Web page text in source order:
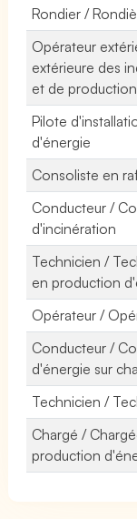
Rondier /
Opérateur
extérieure des
et de
Pilote
d'énergie
Consoliste en
Conducteur /
d'incinération
Technicien /
en production
Opérateur /
Conducteur /
d'énergie sur
Technicien /
Chargé /
production